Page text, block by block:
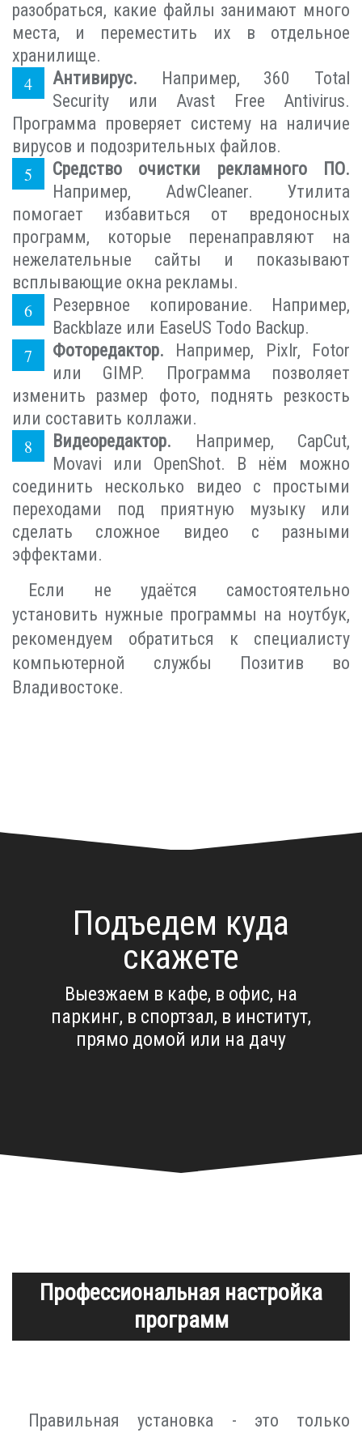
разобраться, какие файлы занимают много
места, и переместить их в отдельное
хранилище.
Антивирус. Например, 360 Total
Security или Avast Free Antivirus.
Программа проверяет систему на наличие
вирусов и подозрительных файлов.
Средство очистки рекламного ПО.
Например, AdwCleaner. Утилита
помогает избавиться от вредоносных
программ, которые перенаправляют на
нежелательные сайты и показывают
всплывающие окна рекламы.
Резервное копирование. Например,
Backblaze или EaseUS Todo Backup.
Фоторедактор. Например, Pixlr, Fotor
или GIMP. Программа позволяет
изменить размер фото, поднять резкость
или составить коллажи.
Видеоредактор. Например, CapCut,
Movavi или OpenShot. В нём можно
соединить несколько видео с простыми
переходами под приятную музыку или
сделать сложное видео с разными
эффектами.
Если не удаётся самостоятельно
установить нужные программы на ноутбук,
рекомендуем обратиться к специалисту
компьютерной службы Позитив во
Владивостоке.
Подъедем куда
скажете
Выезжаем в кафе, в офис, на
паркинг, в спортзал, в институт,
прямо домой или на дачу
Профессиональная настройка
программ
Правильная установка - это только